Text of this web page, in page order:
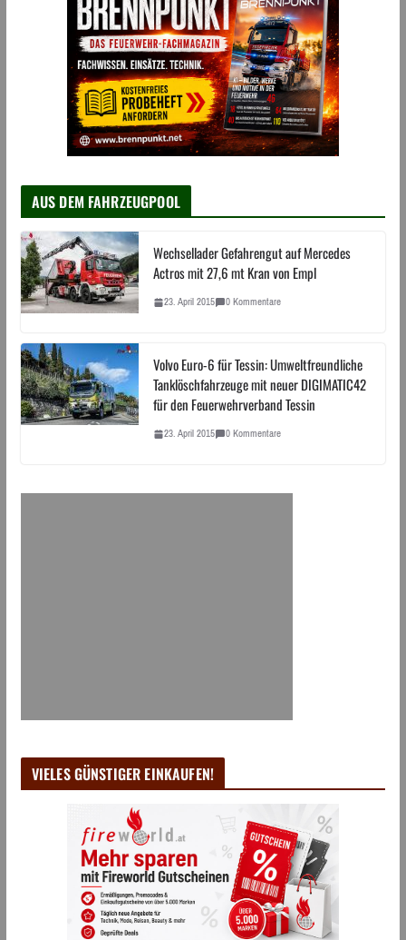
AUS DEM FAHRZEUGPOOL
Wechsellader Gefahrengut auf Mercedes
Actros mit 27,6 mt Kran von Empl
23. April 2015 0 Kommentare
Volvo Euro-6 für Tessin: Umweltfreundliche
Tanklöschfahrzeuge mit neuer DIGIMATIC42
für den Feuerwehrverband Tessin
23. April 2015 0 Kommentare
VIELES GÜNSTIGER EINKAUFEN!